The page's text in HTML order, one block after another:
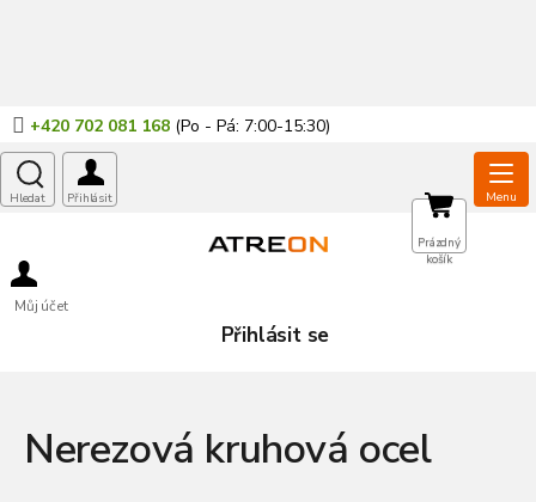
+420 702 081 168
Můj účet
Přihlásit se
NÁKUPNÍ
KOŠÍK
Prázdný
košík
Nerezová kruhová ocel